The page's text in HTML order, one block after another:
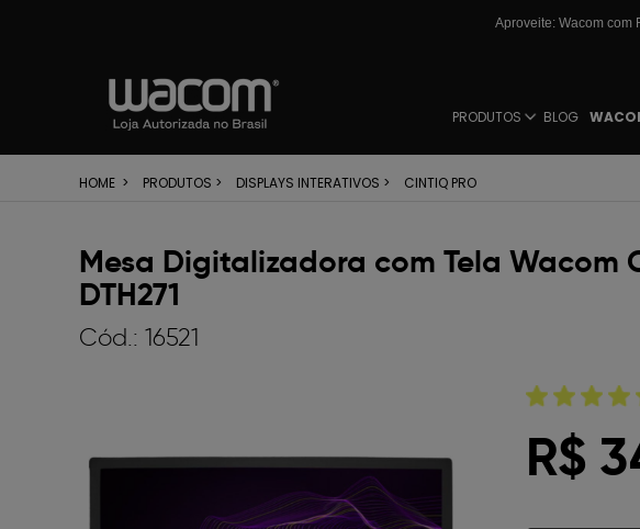
Aproveite: Wacom com
PRODUTOS BLOG
HOME > PRODUTOS > DISPLAYS INTERATIVOS > CINTIQ PRO
Mesa Digitalizadora com Tela Wacom
DTH271
Cód.: 16521
R$